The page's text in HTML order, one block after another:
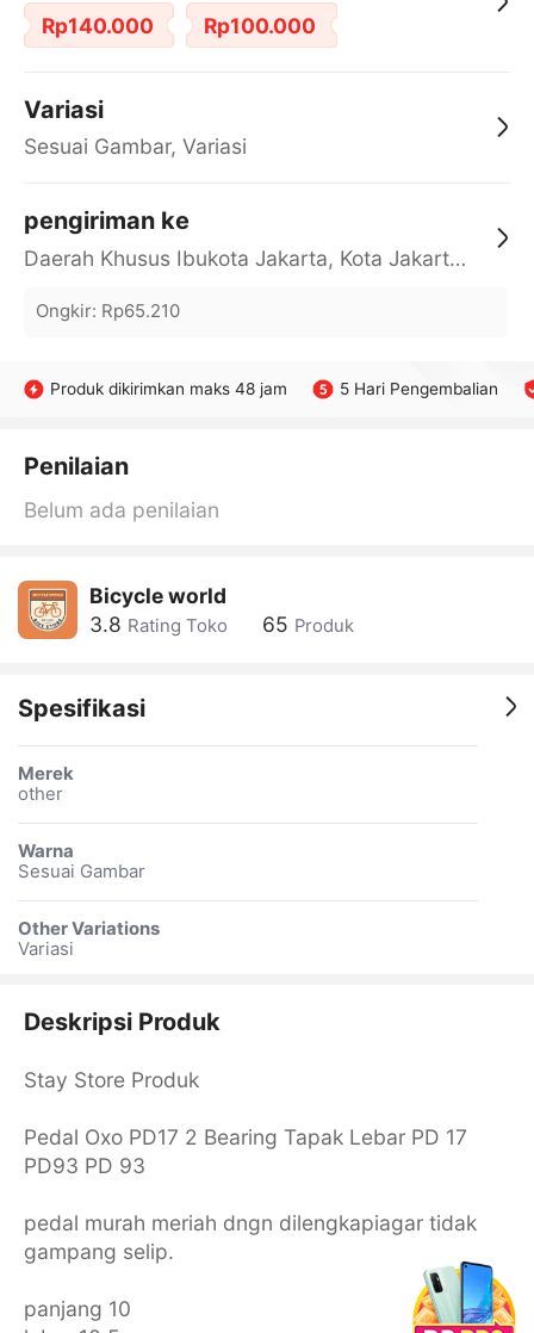
Rp140.000 Rp100.000
Variasi
Sesuai Gambar, Variasi
pengiriman ke
Daerah Khusus Ibukota Jakarta, Kota Jakarta Barat, Cengkareng, yy
Ongkir: Rp65.210
Produk dikirimkan maks 48 jam 5 Hari Pengembalian
Penilaian
Belum ada penilaian
Bicycle world
3.8 Rating Toko 65 Produk
Spesifikasi
Merek
other
Warna
Sesuai Gambar
Other Variations
Variasi
Deskripsi Produk
Stay Store Produk
Pedal Oxo PD17 2 Bearing Tapak Lebar PD 17
PD93 PD 93
pedal murah meriah dngn dilengkapiagar tidak
gampang selip.
panjang 10